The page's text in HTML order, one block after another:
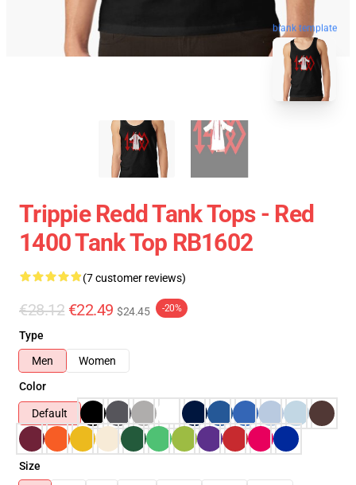
blank template
Trippie Redd Tank Tops - Red
1400 Tank Top RB1602
(7 customer reviews)
€28.12 €22.49 $24.45 -20%
Type
Men
Women
Color
Default
Size